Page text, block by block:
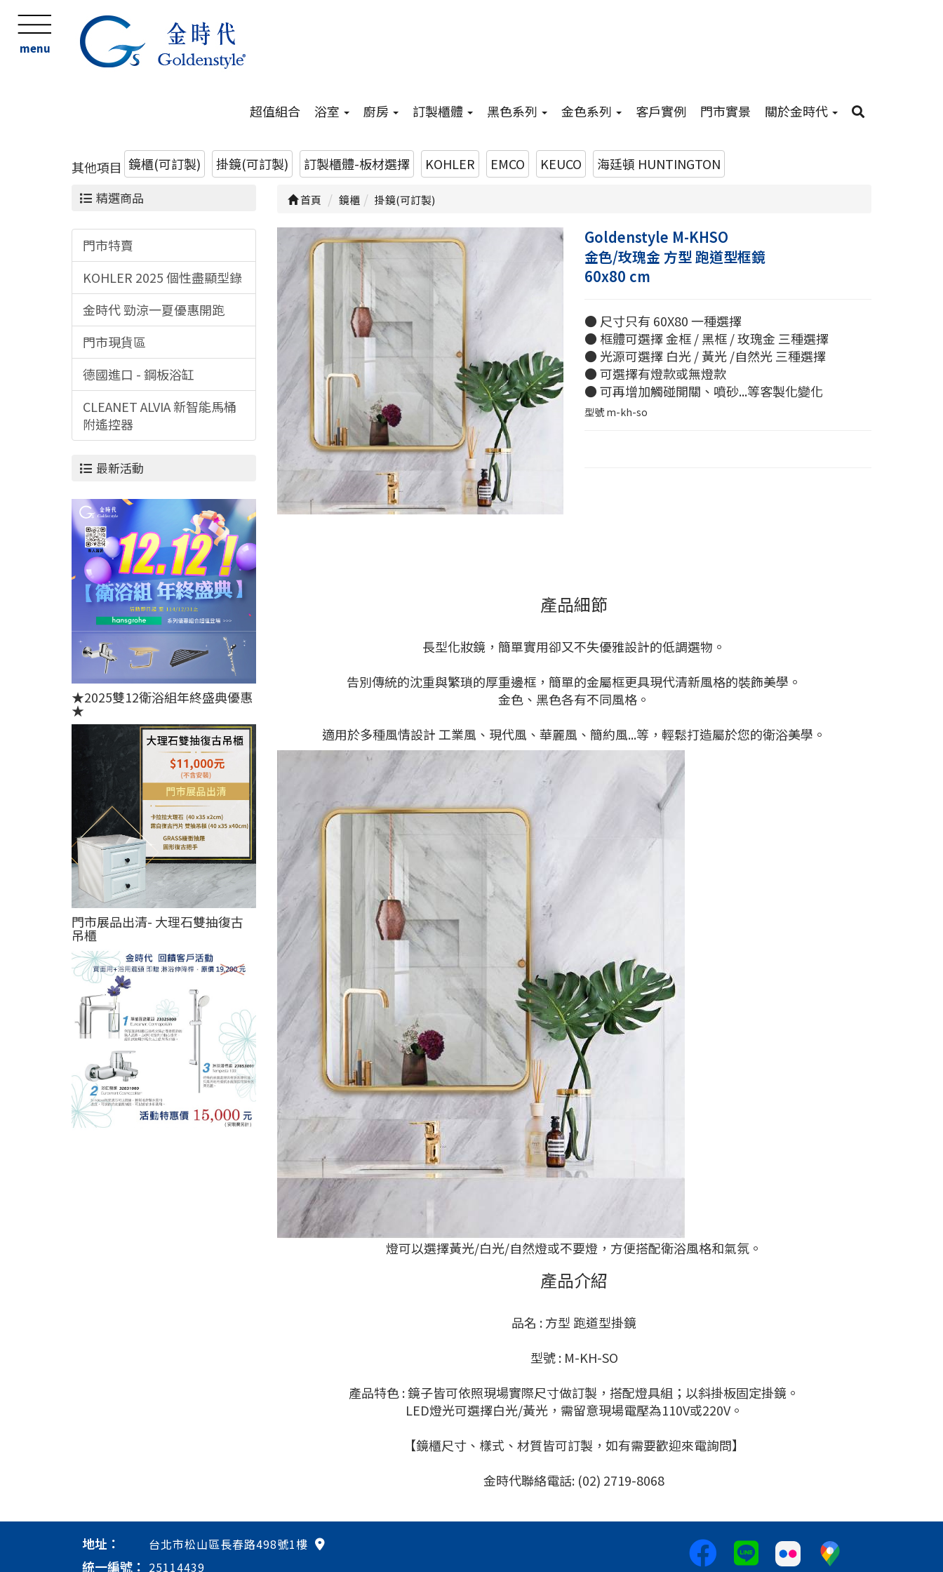
menu
超值組合 浴室 廚房 訂製櫃體 黑色系列 金色系列 客戶實例 門市實景 關於金時代
其他項目 鏡櫃(可訂製) 掛鏡(可訂製) 訂製櫃體-板材選擇 KOHLER EMCO KEUCO 海廷頓 HUNTINGTON
精選商品
門市特賣
KOHLER 2025 個性盡顯型錄
金時代 勁涼一夏優惠開跑
門市現貨區
德國進口 - 鋼板浴缸
CLEANET ALVIA 新智能馬桶
附遙控器
最新活動
★2025雙12衛浴組年終盛典優惠
★
門市展品出清- 大理石雙抽復古
吊櫃
首頁 鏡櫃 掛鏡(可訂製)
Goldenstyle M-KHSO
金色/玫瑰金 方型 跑道型框鏡
60x80 cm
● 尺寸只有 60X80 一種選擇
● 框體可選擇 金框 / 黑框 / 玫瑰金 三種選擇
● 光源可選擇 白光 / 黃光 /自然光 三種選擇
● 可選擇有燈款或無燈款
● 可再增加觸碰開關、噴砂...等客製化變化
型號m-kh-so
產品細節
長型化妝鏡，簡單實用卻又不失優雅設計的低調選物。
告別傳統的沈重與繁瑣的厚重邊框，簡單的金屬框更具現代清新風格的裝飾美學。
金色、黑色各有不同風格。
適用於多種風情設計 工業風、現代風、華麗風、簡約風...等，輕鬆打造屬於您的衛浴美學。
燈可以選擇黃光/白光/自然燈或不要燈，方便搭配衛浴風格和氣氛。
產品介紹
品名 : 方型 跑道型掛鏡
型號 : M-KH-SO
產品特色 : 鏡子皆可依照現場實際尺寸做訂製，搭配燈具組；以斜掛板固定掛鏡。
LED燈光可選擇白光/黃光，需留意現場電壓為110V或220V。
【鏡櫃尺寸、樣式、材質皆可訂製，如有需要歡迎來電詢問】
金時代聯絡電話: (02) 2719-8068
地址： 台北市松山區長春路498號1樓
統一編號： 25114439